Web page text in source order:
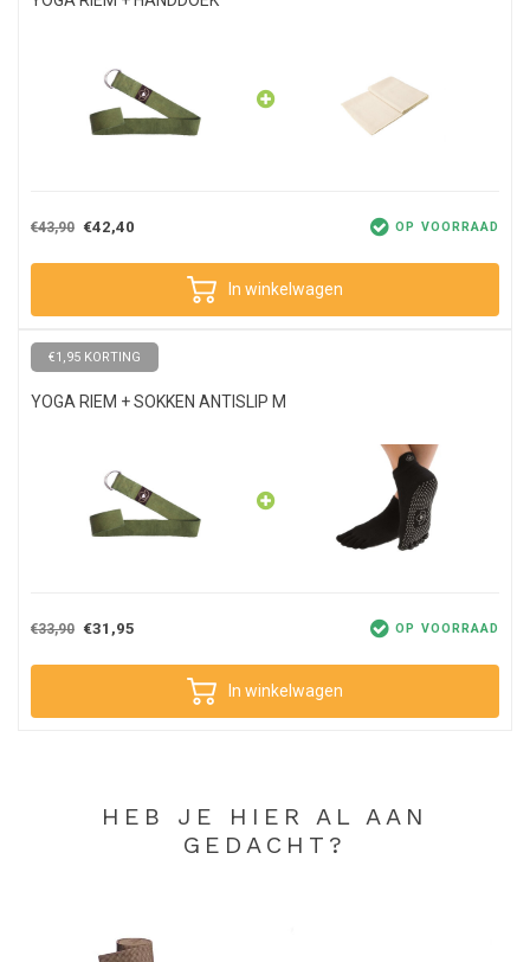
€43,90 €42,40 OP VOORRAAD
In winkelwagen
€1,95 KORTING
YOGA RIEM + SOKKEN ANTISLIP M
€33,90 €31,95 OP VOORRAAD
In winkelwagen
HEB JE HIER AL AAN
GEDACHT?